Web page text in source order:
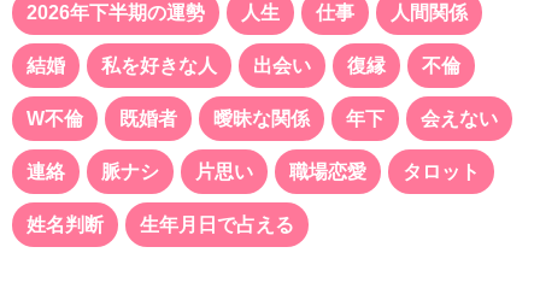
2026年下半期の運勢 人生 仕事 人間関係
結婚 私を好きな人 出会い 復縁 不倫
W不倫 既婚者 曖昧な関係 年下 会えない
連絡 脈ナシ 片思い 職場恋愛 タロット
姓名判断 生年月日で占える